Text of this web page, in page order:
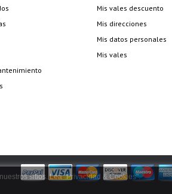
Mis vales descuento
Mis direcciones
Mis datos personales
Mis vales
sitios. Lea "Privacidad & Cookies".